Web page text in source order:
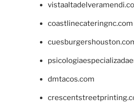
coastlinecateringnc.com
dmtacos.com